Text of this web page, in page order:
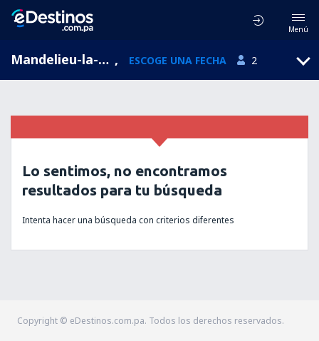
Menú
Mandelieu-la-Napoule, Provence-Alpes-Cote d'Azur, Francia , ESCOGE UNA FECHA 2
Lo sentimos, no encontramos
resultados para tu búsqueda
Intenta hacer una búsqueda con criterios diferentes
Copyright © eDestinos.com.pa. Todos los derechos reservados.